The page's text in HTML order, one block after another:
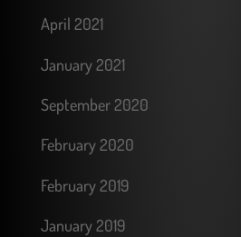
April 2021
January 2021
September 2020
February 2020
February 2019
January 2019